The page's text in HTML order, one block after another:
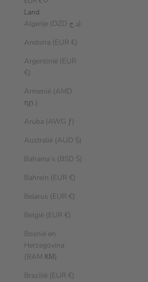
Land
Algerije (DZD د.ج)
Andorra (EUR €)
Argentinië (EUR
€)
Armenië (AMD
դր.)
Aruba (AWG ƒ)
Australië (AUD $)
Bahama’s (BSD $)
Bahrein (EUR €)
Belarus (EUR €)
België (EUR €)
Bosnië en
Herzegovina
(BAM КМ)
Brazilië (EUR €)